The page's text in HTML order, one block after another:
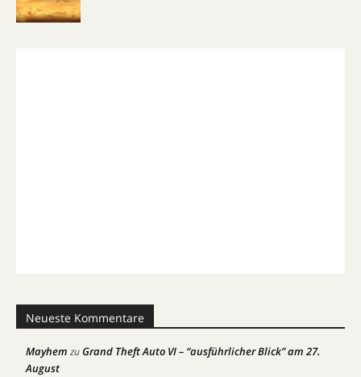
Neueste Kommentare
Mayhem zuGrand Theft Auto VI – “ausführlicher Blick” am 27.
August